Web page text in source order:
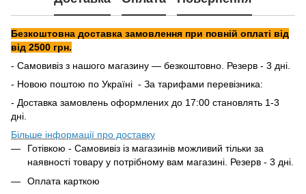
Безкоштовна доставка замовлення при повній оплаті від
від 2500 грн.
- Самовивіз з нашого магазину — безкоштовно. Резерв - 3 дні.
- Новою поштою по Україні - За тарифами перевізника:
- Доставка замовлень оформлених до 17:00 становлять 1-3
дні.
Більше інформації про доставку
Готівкою - Самовивіз із магазинів можливий тільки за
наявності товару у потрібному вам магазині. Резерв - 3 дні.
Оплата карткою